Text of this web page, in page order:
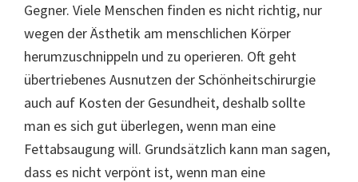
Gegner. Viele Menschen finden es nicht richtig, nur
wegen der Ästhetik am menschlichen Körper
herumzuschnippeln und zu operieren. Oft geht
übertriebenes Ausnutzen der Schönheitschirurgie
auch auf Kosten der Gesundheit, deshalb sollte
man es sich gut überlegen, wenn man eine
Fettabsaugung will. Grundsätzlich kann man sagen,
dass es nicht verpönt ist, wenn man eine